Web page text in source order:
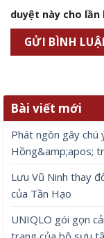
duyệt này cho
Bài viết mới
Phát ngôn gây chú
Hồng&amp;apos;
Lưu Vũ Ninh thay
của Tần Hạo
UNIQLO gói gọn